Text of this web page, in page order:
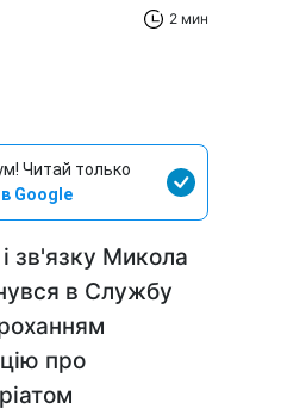
2 мин
Читай только
Google
зв'язку Микола
в Службу
про